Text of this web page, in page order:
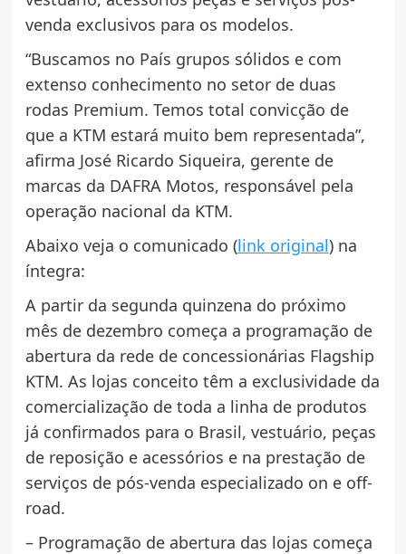
venda exclusivos para os modelos.
“Buscamos no País grupos sólidos e com
extenso conhecimento no setor de duas
rodas Premium. Temos total convicção de
que a KTM estará muito bem representada”,
afirma José Ricardo Siqueira, gerente de
marcas da DAFRA Motos, responsável pela
operação nacional da KTM.
Abaixo veja o comunicado (link original) na
íntegra:
A partir da segunda quinzena do próximo
mês de dezembro começa a programação de
abertura da rede de concessionárias Flagship
KTM. As lojas conceito têm a exclusividade da
comercialização de toda a linha de produtos
já confirmados para o Brasil, vestuário, peças
de reposição e acessórios e na prestação de
serviços de pós-venda especializado on e off-
road.
– Programação de abertura das lojas começa